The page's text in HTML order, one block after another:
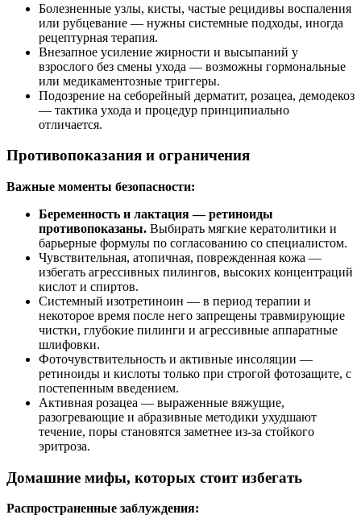
Болезненные узлы, кисты, частые рецидивы воспаления
или рубцевание — нужны системные подходы, иногда
рецептурная терапия.
Внезапное усиление жирности и высыпаний у
взрослого без смены ухода — возможны гормональные
или медикаментозные триггеры.
Подозрение на себорейный дерматит, розацеа, демодекоз
— тактика ухода и процедур принципиально
отличается.
Противопоказания и ограничения
Важные моменты безопасности:
Беременность и лактация — ретиноиды
противопоказаны. Выбирать мягкие кератолитики и
барьерные формулы по согласованию со специалистом.
Чувствительная, атопичная, поврежденная кожа —
избегать агрессивных пилингов, высоких концентраций
кислот и спиртов.
Системный изотретиноин — в период терапии и
некоторое время после него запрещены травмирующие
чистки, глубокие пилинги и агрессивные аппаратные
шлифовки.
Фоточувствительность и активные инсоляции —
ретиноиды и кислоты только при строгой фотозащите, с
постепенным введением.
Активная розацеа — выраженные вяжущие,
разогревающие и абразивные методики ухудшают
течение, поры становятся заметнее из‑за стойкого
эритроза.
Домашние мифы, которых стоит избегать
Распространенные заблуждения: